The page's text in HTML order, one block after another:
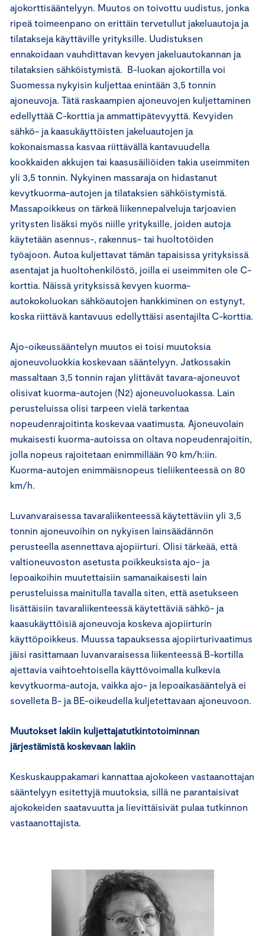
ajokorttisääntelyyn. Muutos on toivottu uudistus, jonka
ripeä toimeenpano on erittäin tervetullut jakeluautoja ja
tilatakseja käyttäville yrityksille. Uudistuksen
ennakoidaan vauhdittavan kevyen jakeluautokannan ja
tilataksien sähköistymistä. B-luokan ajokortilla voi
Suomessa nykyisin kuljettaa enintään 3,5 tonnin
ajoneuvoja. Tätä raskaampien ajoneuvojen kuljettaminen
edellyttää C-korttia ja ammattipätevyyttä. Kevyiden
sähkö- ja kaasukäyttöisten jakeluautojen ja
kokonaismassa kasvaa riittävällä kantavuudella
kookkaiden akkujen tai kaasusäiliöiden takia useimmiten
yli 3,5 tonnin. Nykyinen massaraja on hidastanut
kevytkuorma-autojen ja tilataksien sähköistymistä.
Massapoikkeus on tärkeä liikennepalveluja tarjoavien
yritysten lisäksi myös niille yrityksille, joiden autoja
käytetään asennus-, rakennus- tai huoltotöiden
työajoon. Autoa kuljettavat tämän tapaisissa yrityksissä
asentajat ja huoltohenkilöstö, joilla ei useimmiten ole C-
korttia. Näissä yrityksissä kevyen kuorma-
autokokoluokan sähköautojen hankkiminen on estynyt,
koska riittävä kantavuus edellyttäisi asentajilta C-korttia.
Ajo-oikeussääntelyn muutos ei toisi muutoksia
ajoneuvoluokkia koskevaan sääntelyyn. Jatkossakin
massaltaan 3,5 tonnin rajan ylittävät tavara-ajoneuvot
olisivat kuorma-autojen (N2) ajoneuvoluokassa. Lain
perusteluissa olisi tarpeen vielä tarkentaa
nopeudenrajoitinta koskevaa vaatimusta. Ajoneuvolain
mukaisesti kuorma-autoissa on oltava nopeudenrajoitin,
jolla nopeus rajoitetaan enimmillään 90 km/h:iin.
Kuorma-autojen enimmäisnopeus tieliikenteessä on 80
km/h.
Luvanvaraisessa tavaraliikenteessä käytettäviin yli 3,5
tonnin ajoneuvoihin on nykyisen lainsäädännön
perusteella asennettava ajopiirturi. Olisi tärkeää, että
valtioneuvoston asetusta poikkeuksista ajo- ja
lepoaikoihin muutettaisiin samanaikaisesti lain
perusteluissa mainitulla tavalla siten, että asetukseen
lisättäisiin tavaraliikenteessä käytettäviä sähkö- ja
kaasukäyttöisiä ajoneuvoja koskeva ajopiirturin
käyttöpoikkeus. Muussa tapauksessa ajopiirturivaatimus
jäisi rasittamaan luvanvaraisessa liikenteessä B-kortilla
ajettavia vaihtoehtoisella käyttövoimalla kulkevia
kevytkuorma-autoja, vaikka ajo- ja lepoaikasääntelyä ei
sovelleta B- ja BE-oikeudella kuljetettavaan ajoneuvoon.
Muutokset lakiin kuljettajatutkintotoiminnan
järjestämistä koskevaan lakiin
Keskuskauppakamari kannattaa ajokokeen vastaanottajan
sääntelyyn esitettyjä muutoksia, sillä ne parantaisivat
ajokokeiden saatavuutta ja lievittäisivät pulaa tutkinnon
vastaanottajista.